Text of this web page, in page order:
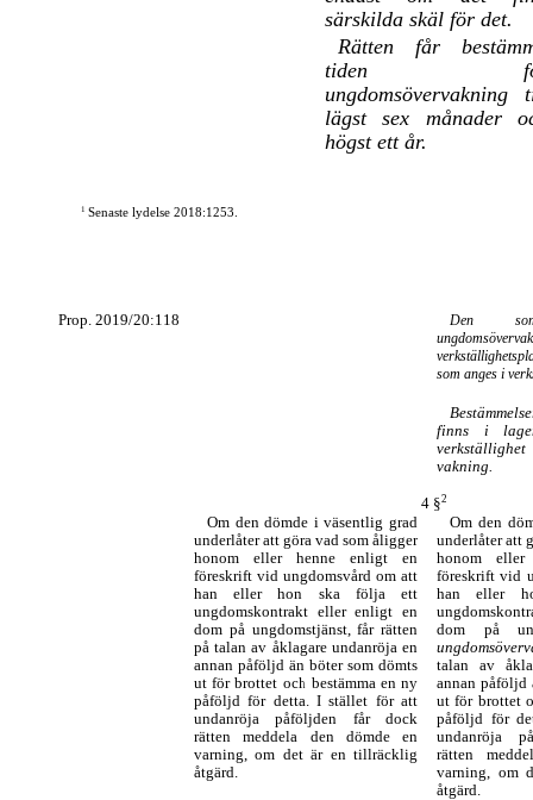
särskilda skäl för det.
Rätten får
tiden
ungdomsövervakning
lägst sex månader
högst ett år.
1 Senaste lydelse 2018:1253.
Prop. 2019/20:118
Den
som anges i
finns i
vakning.
Om den dömde i väsentlig grad
underlåter att göra vad som åligger
honom eller henne enligt en
föreskrift vid ungdomsvård om att
han eller hon ska följa ett
ungdomskontrakt eller enligt en
dom på ungdomstjänst, får rätten
på talan av åklagare undanröja en
annan påföljd än böter som dömts
ut för brottet och bestämma en ny
påföljd för detta. I stället för att
undanröja påföljden får dock
rätten meddela den dömde en
varning, om det är en tillräcklig
åtgärd.
4 §2
Om den
underlåter att
honom
föreskrift vid
han eller
dom på
talan av
annan påföljd
ut för brottet
påföljd för
undanröja
rätten
varning, om
åtgärd.